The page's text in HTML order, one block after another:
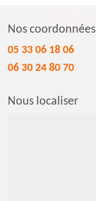
Nos coordonnées
05 33 06 18 06
06 30 24 80 70
Nous localiser